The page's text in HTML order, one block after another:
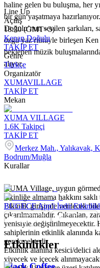
haline gelen bu buluşma, her
bir gün yaşatmaya
Doğulu’nun sevilen şarkıları,
özgü yaz ritmiyle birleşen Ken
beklenen müzik
alıyor.
Line Up
Açılış
18:30 (GMT+3)
Kenan Doğulu
TAKİP ET
Genre
Türkçe
Organizatör
XUMAVILLAGE
TAKİP ET
Mekan
XUMA VILLAGE
1.6K Takipçi
TAKİP ET
Merkez Mah., Yalıkavak,
Bodrum/Muğla
Kurallar
XUMA Village, uygun
etkinliğe almama hakkını saklı
Etkinlik girişinde verilecek
çıkarılmamalıdır. Çıkarılan,
yenisiyle değiştirilmeyecektir.
sahiplerinin etkinlik alanında
gerekmektedir.
Etkinlik alanına kesici/delici
yiyecek ve içecek
BUGECE App'i İndir
Etkinlikler